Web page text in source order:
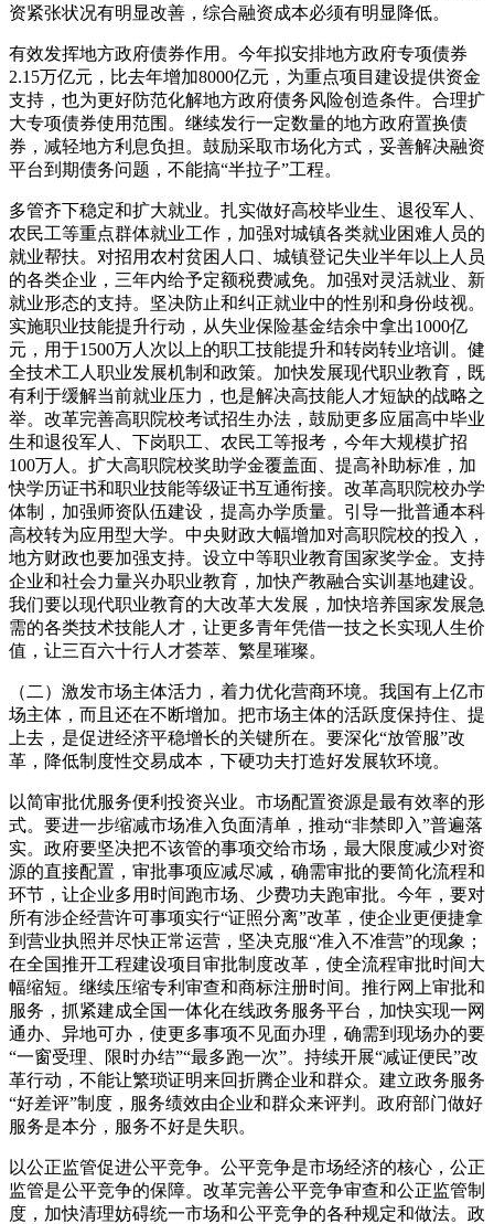
资紧张状况有明显改善，综合融资成本必须有明显降低。
有效发挥地方政府债券作用。今年拟安排地方政府专项债券
2.15万亿元，比去年增加8000亿元，为重点项目建设提供资金
支持，也为更好防范化解地方政府债务风险创造条件。合理扩
大专项债券使用范围。继续发行一定数量的地方政府置换债
券，减轻地方利息负担。鼓励采取市场化方式，妥善解决融资
平台到期债务问题，不能搞“半拉子”工程。
多管齐下稳定和扩大就业。扎实做好高校毕业生、退役军人、
农民工等重点群体就业工作，加强对城镇各类就业困难人员的
就业帮扶。对招用农村贫困人口、城镇登记失业半年以上人员
的各类企业，三年内给予定额税费减免。加强对灵活就业、新
就业形态的支持。坚决防止和纠正就业中的性别和身份歧视。
实施职业技能提升行动，从失业保险基金结余中拿出1000亿
元，用于1500万人次以上的职工技能提升和转岗转业培训。健
全技术工人职业发展机制和政策。加快发展现代职业教育，既
有利于缓解当前就业压力，也是解决高技能人才短缺的战略之
举。改革完善高职院校考试招生办法，鼓励更多应届高中毕业
生和退役军人、下岗职工、农民工等报考，今年大规模扩招
100万人。扩大高职院校奖助学金覆盖面、提高补助标准，加
快学历证书和职业技能等级证书互通衔接。改革高职院校办学
体制，加强师资队伍建设，提高办学质量。引导一批普通本科
高校转为应用型大学。中央财政大幅增加对高职院校的投入，
地方财政也要加强支持。设立中等职业教育国家奖学金。支持
企业和社会力量兴办职业教育，加快产教融合实训基地建设。
我们要以现代职业教育的大改革大发展，加快培养国家发展急
需的各类技术技能人才，让更多青年凭借一技之长实现人生价
值，让三百六十行人才荟萃、繁星璀璨。
（二）激发市场主体活力，着力优化营商环境。我国有上亿市
场主体，而且还在不断增加。把市场主体的活跃度保持住、提
上去，是促进经济平稳增长的关键所在。要深化“放管服”改
革，降低制度性交易成本，下硬功夫打造好发展软环境。
以简审批优服务便利投资兴业。市场配置资源是最有效率的形
式。要进一步缩减市场准入负面清单，推动“非禁即入”普遍落
实。政府要坚决把不该管的事项交给市场，最大限度减少对资
源的直接配置，审批事项应减尽减，确需审批的要简化流程和
环节，让企业多用时间跑市场、少费功夫跑审批。今年，要对
所有涉企经营许可事项实行“证照分离”改革，使企业更便捷拿
到营业执照并尽快正常运营，坚决克服“准入不准营”的现象；
在全国推开工程建设项目审批制度改革，使全流程审批时间大
幅缩短。继续压缩专利审查和商标注册时间。推行网上审批和
服务，抓紧建成全国一体化在线政务服务平台，加快实现一网
通办、异地可办，使更多事项不见面办理，确需到现场办的要
“一窗受理、限时办结”“最多跑一次”。持续开展“减证便民”改
革行动，不能让繁琐证明来回折腾企业和群众。建立政务服务
“好差评”制度，服务绩效由企业和群众来评判。政府部门做好
服务是本分，服务不好是失职。
以公正监管促进公平竞争。公平竞争是市场经济的核心，公正
监管是公平竞争的保障。改革完善公平竞争审查和公正监管制
度，加快清理妨碍统一市场和公平竞争的各种规定和做法。政